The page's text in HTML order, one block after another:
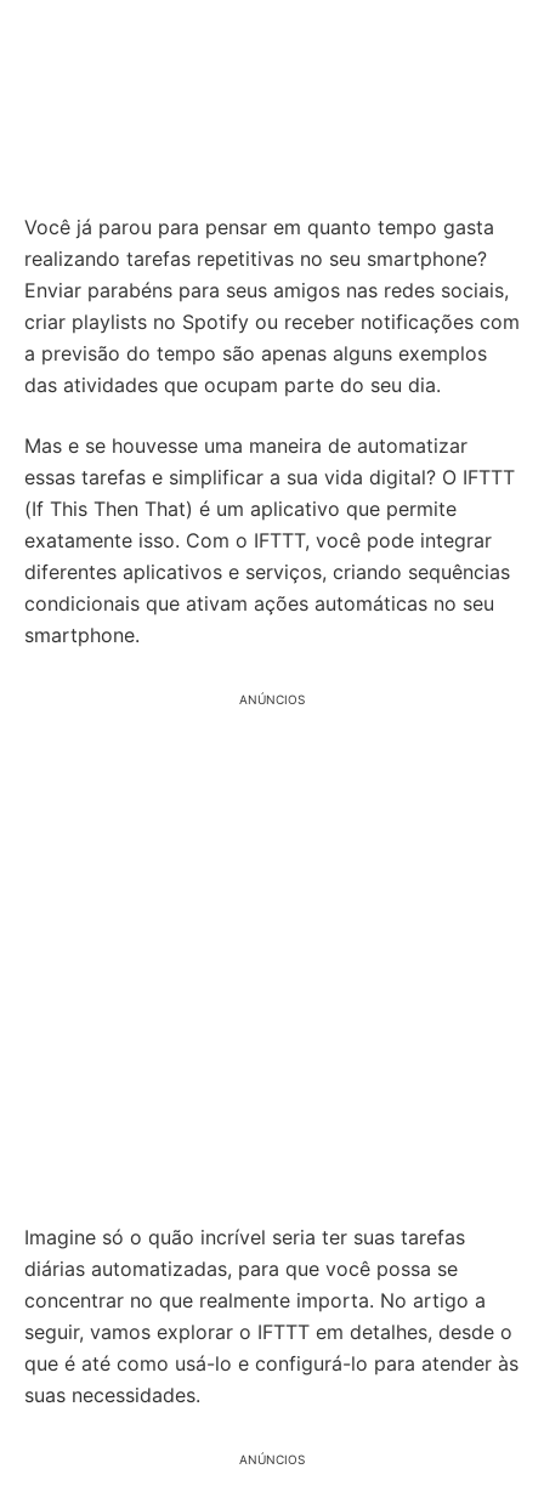
Você já parou para pensar em quanto tempo gasta
realizando tarefas repetitivas no seu smartphone?
Enviar parabéns para seus amigos nas redes sociais,
criar playlists no Spotify ou receber notificações com
a previsão do tempo são apenas alguns exemplos
das atividades que ocupam parte do seu dia.
Mas e se houvesse uma maneira de automatizar
essas tarefas e simplificar a sua vida digital? O IFTTT
(If This Then That) é um aplicativo que permite
exatamente isso. Com o IFTTT, você pode integrar
diferentes aplicativos e serviços, criando sequências
condicionais que ativam ações automáticas no seu
smartphone.
ANÚNCIOS
Imagine só o quão incrível seria ter suas tarefas
diárias automatizadas, para que você possa se
concentrar no que realmente importa. No artigo a
seguir, vamos explorar o IFTTT em detalhes, desde o
que é até como usá-lo e configurá-lo para atender às
suas necessidades.
ANÚNCIOS